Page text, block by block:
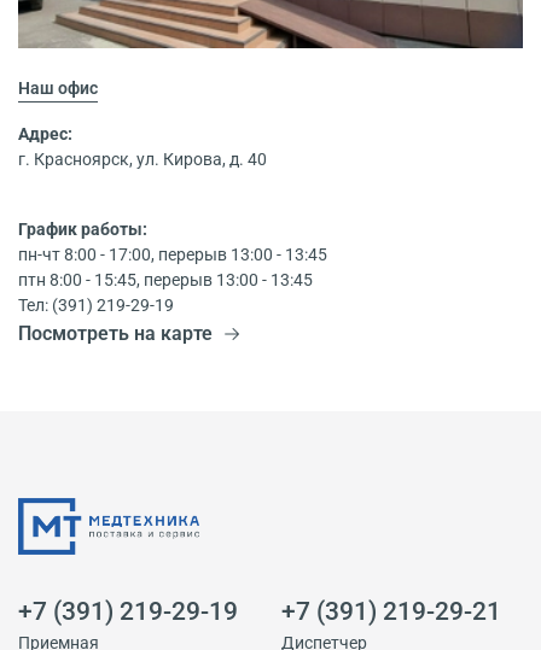
Наш офис
Адрес:
г. Красноярск, ул. Кирова, д. 40
График работы:
пн-чт 8:00 - 17:00, перерыв 13:00 - 13:45
птн 8:00 - 15:45, перерыв 13:00 - 13:45
Тел: (391) 219-29-19
Посмотреть на карте
+7 (391) 219-29-19
Приемная
+7 (391) 219-29-21
Диспетчер